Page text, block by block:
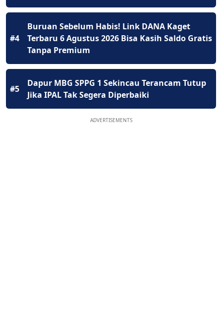
#4
Buruan Sebelum Habis! Link DANA Kaget
Terbaru 6 Agustus 2026 Bisa Kasih Saldo Gratis
Tanpa Premium
#5
Dapur MBG SPPG 1 Sekincau Terancam Tutup
Jika IPAL Tak Segera Diperbaiki
ADVERTISEMENTS